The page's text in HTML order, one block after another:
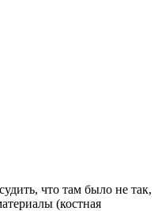
что там было не так,
(костная